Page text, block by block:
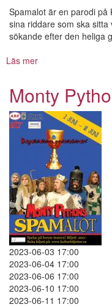
Spamalot är en parodi på
sina riddare som ska
sökande efter den heliga
Läs mer
Spamalot
Monty
2023-06-03 17:00
2023-06-04 17:00
2023-06-06 17:00
2023-06-10 17:00
2023-06-11 17:00